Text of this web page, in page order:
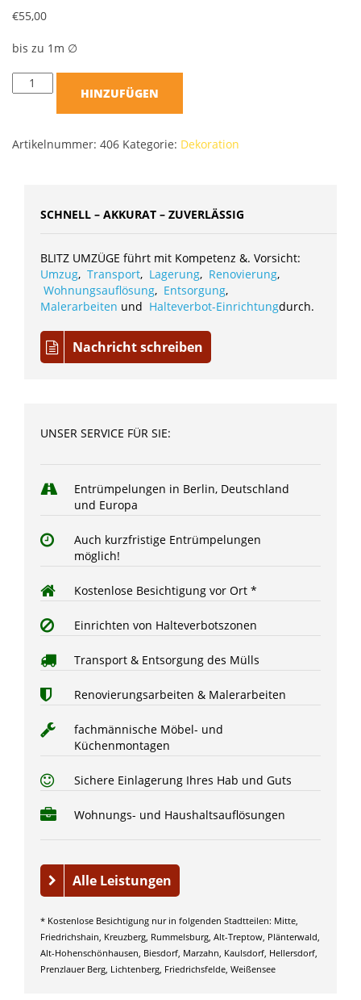
€55,00
bis zu 1m ∅
HINZUFÜGEN
Artikelnummer: 406 Kategorie: Dekoration
SCHNELL – AKKURAT – ZUVERLÄSSIG
BLITZ UMZÜGE führt mit Kompetenz &. Vorsicht:
Umzug, Transport, Lagerung, Renovierung,
Wohnungsauflösung, Entsorgung,
Malerarbeiten und Halteverbot-Einrichtungdurch.
Nachricht schreiben
UNSER SERVICE FÜR SIE:
Entrümpelungen in Berlin, Deutschland
und Europa
Auch kurzfristige Entrümpelungen
möglich!
Kostenlose Besichtigung vor Ort *
Einrichten von Halteverbotszonen
Transport & Entsorgung des Mülls
Renovierungsarbeiten & Malerarbeiten
fachmännische Möbel- und
Küchenmontagen
Sichere Einlagerung Ihres Hab und Guts
Wohnungs- und Haushaltsauflösungen
Alle Leistungen
* Kostenlose Besichtigung nur in folgenden Stadtteilen: Mitte,
Friedrichshain, Kreuzberg, Rummelsburg, Alt-Treptow, Plänterwald,
Alt-Hohenschönhausen, Biesdorf, Marzahn, Kaulsdorf, Hellersdorf,
Prenzlauer Berg, Lichtenberg, Friedrichsfelde, Weißensee